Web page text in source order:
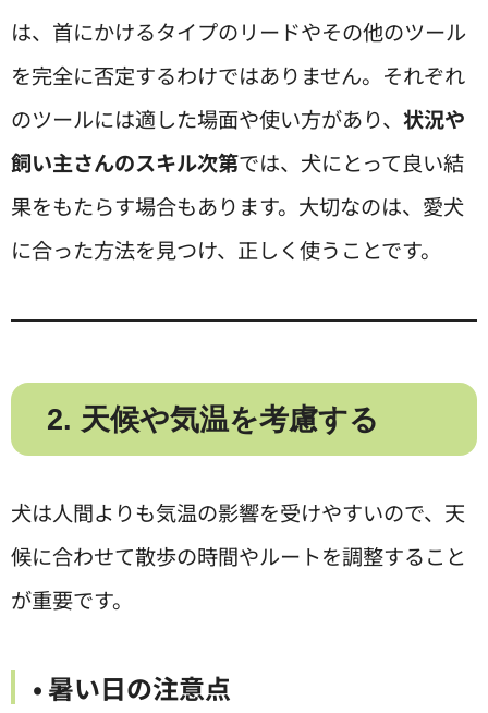
は、首にかけるタイプのリードやその他のツール
を完全に否定するわけではありません。それぞれ
のツールには適した場面や使い方があり、 状況や
飼い主さんのスキル次第では、犬にとって良い結
果をもたらす場合もあります。大切なのは、愛犬
に合った方法を見つけ、正しく使うことです。
2. 天候や気温を考慮する
犬は人間よりも気温の影響を受けやすいので、天
候に合わせて散歩の時間やルートを調整すること
が重要です。
• 暑い日の注意点